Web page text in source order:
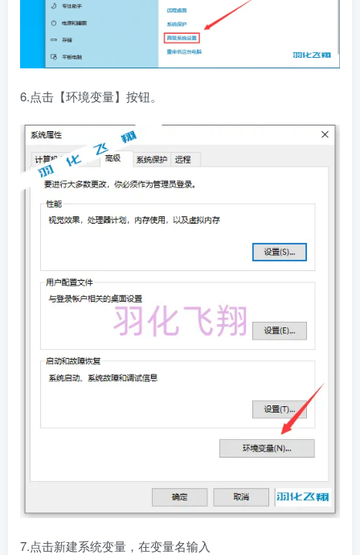
6.点击【环境变量】按钮。
7.点击新建系统变量，在变量名输入